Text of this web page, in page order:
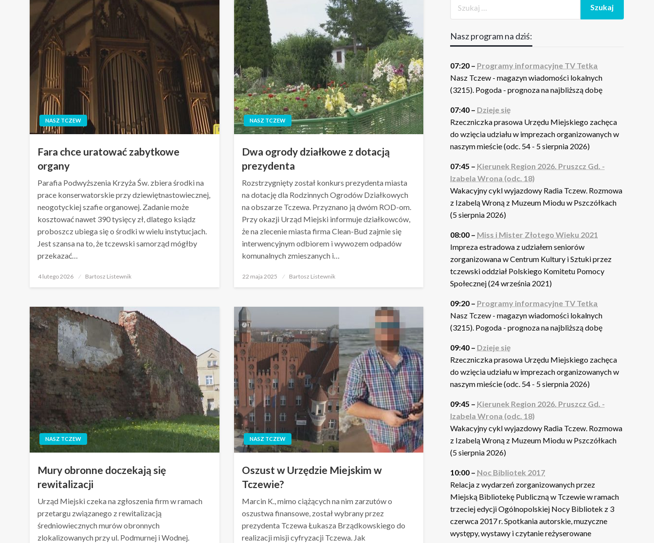
NASZ TCZEW
Fara chce uratować zabytkowe
organy
Parafia Podwyższenia Krzyża Św. zbiera środki na
prace konserwatorskie przy dziewiętnastowiecznej,
neogotyckiej szafie organowej. Zadanie może
kosztować nawet 390 tysięcy zł, dlatego ksiądz
proboszcz ubiega się o środki w wielu instytucjach.
Jest szansa na to, że tczewski samorząd mógłby
przekazać…
Opublikowane
4 lutego 2026 Bartosz Listewnik
NASZ TCZEW
Dwa ogrody działkowe z dotacją
prezydenta
Rozstrzygnięty został konkurs prezydenta miasta
na dotację dla Rodzinnych Ogrodów Działkowych
na obszarze Tczewa. Przyznano ją dwóm ROD-om.
Przy okazji Urząd Miejski informuje działkowców,
że na zlecenie miasta firma Clean-Bud zajmie się
interwencyjnym odbiorem i wywozem odpadów
komunalnych zmieszanych i…
Opublikowane
22 maja 2025 Bartosz Listewnik
NASZ TCZEW
Mury obronne doczekają się
rewitalizacji
Urząd Miejski czeka na zgłoszenia firm w ramach
przetargu związanego z rewitalizacją
średniowiecznych murów obronnych
zlokalizowanych przy ul. Podmurnej i Wodnej.
NASZ TCZEW
Oszust w Urzędzie Miejskim w
Tczewie?
Marcin K., mimo ciążących na nim zarzutów o
oszustwa finansowe, został wybrany przez
prezydenta Tczewa Łukasza Brządkowskiego do
realizacji misji cyfryzacji Tczewa. Jak
Nasz program na dziś:
07:20 – Programy informacyjne TV Tetka
Nasz Tczew - magazyn wiadomości lokalnych
(3215). Pogoda - prognoza na najbliższą dobę
07:40 – Dzieje się
Rzeczniczka prasowa Urzędu Miejskiego zachęca
do wzięcia udziału w imprezach organizowanych w
naszym mieście (odc. 54 - 5 sierpnia 2026)
07:45 – Kierunek Region 2026. Pruszcz Gd. -
Izabela Wrona (odc. 18)
Wakacyjny cykl wyjazdowy Radia Tczew. Rozmowa
z Izabelą Wroną z Muzeum Miodu w Pszczółkach
(5 sierpnia 2026)
08:00 – Miss i Mister Złotego Wieku 2021
Impreza estradowa z udziałem seniorów
zorganizowana w Centrum Kultury i Sztuki przez
tczewski oddział Polskiego Komitetu Pomocy
Społecznej (24 września 2021)
09:20 – Programy informacyjne TV Tetka
Nasz Tczew - magazyn wiadomości lokalnych
(3215). Pogoda - prognoza na najbliższą dobę
09:40 – Dzieje się
Rzeczniczka prasowa Urzędu Miejskiego zachęca
do wzięcia udziału w imprezach organizowanych w
naszym mieście (odc. 54 - 5 sierpnia 2026)
09:45 – Kierunek Region 2026. Pruszcz Gd. -
Izabela Wrona (odc. 18)
Wakacyjny cykl wyjazdowy Radia Tczew. Rozmowa
z Izabelą Wroną z Muzeum Miodu w Pszczółkach
(5 sierpnia 2026)
10:00 – Noc Bibliotek 2017
Relacja z wydarzeń zorganizowanych przez
Miejską Bibliotekę Publiczną w Tczewie w ramach
trzeciej edycji Ogólnopolskiej Nocy Bibliotek z 3
czerwca 2017 r. Spotkania autorskie, muzyczne
występy, wystawy i czytanie reżyserowane